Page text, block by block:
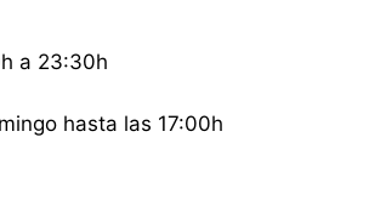
a 23:30h
hasta las 17:00h